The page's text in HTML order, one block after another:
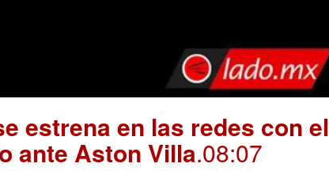
estrena en las redes con el
ante Aston Villa.08:07